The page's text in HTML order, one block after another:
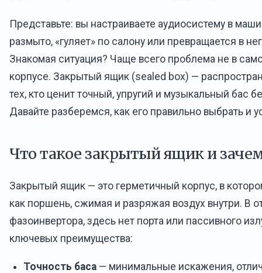
Представьте: вы настраиваете аудиосистему в
размыто, «гуляет» по салону или превращается в
Знакомая ситуация? Чаще всего проблема не в
корпусе. Закрытый ящик (sealed box) —
тех, кто ценит точный, упругий и музыкальный бас
Давайте разберемся, как его правильно выбрать и
Что такое закрытый ящик и
Закрытый ящик — это герметичный корпус, в
как поршень, сжимая и разряжая воздух внутри. В
фазоинвертора, здесь нет порта или пассивного
ключевых преимущества:
Точность баса — минимальные искажения,